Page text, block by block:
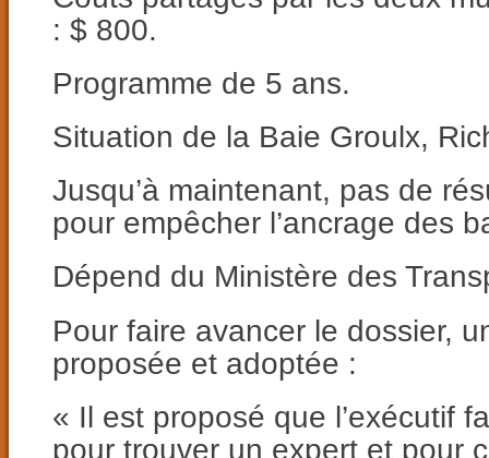
: $ 800.
Programme de 5 ans.
Situation de la Baie Groulx,
Jusqu’à maintenant, pas de
pour empêcher l’ancrage des
Dépend du Ministère des
Pour faire avancer le dossier,
proposée et adoptée :
« Il est proposé que l’exécutif
pour trouver un expert et pour